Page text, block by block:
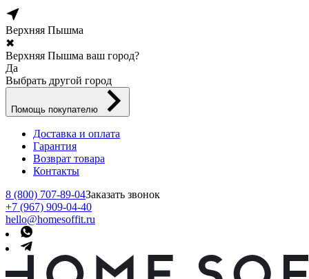
Верхняя Пышма
✖
Верхняя Пышма ваш город?
Да
Выбрать другой город
Помощь покупателю
Доставка и оплата
Гарантия
Возврат товара
Контакты
8 (800) 707-89-04Заказать звонок
+7 (967) 909-04-40
hello@homesoffit.ru